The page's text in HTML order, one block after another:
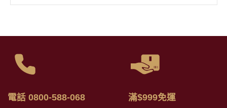
電話 0800-588-068 滿$999免運